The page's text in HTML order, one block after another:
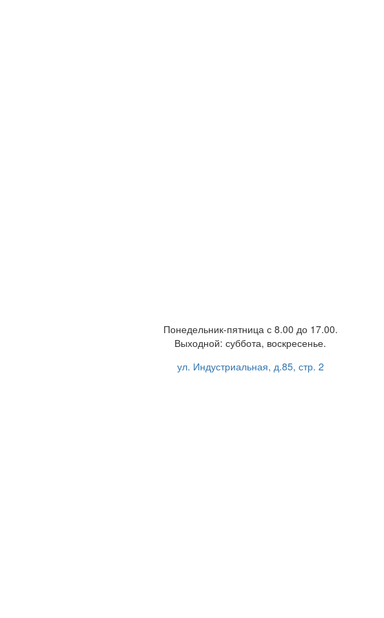
Понедельник-пятница с 8.00 до 17.00.
Выходной: суббота, воскресенье.
ул. Индустриальная, д.85, стр. 2